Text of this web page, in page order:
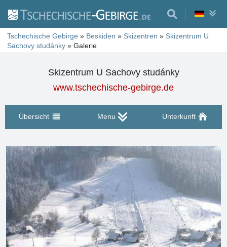
Tschechische Gebirge » Beskiden » Skizentren » Skizentrum U
Sachovy studánky » Galerie
Skizentrum U Sachovy studánky
www.tschechische-gebirge.de
Übersicht Menu Unterkunft